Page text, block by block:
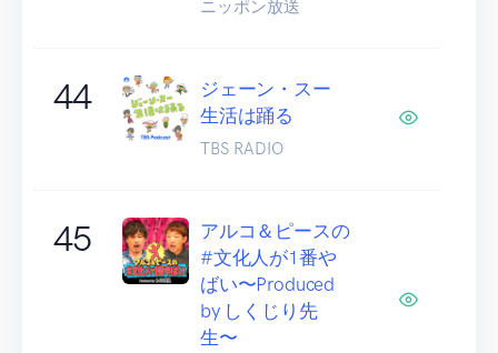
ニッポン放送
44
ジェーン・スー
生活は踊る
TBS RADIO
45
アルコ＆ピースの
#文化人が1番や
ばい〜Produced
by しくじり先
生〜